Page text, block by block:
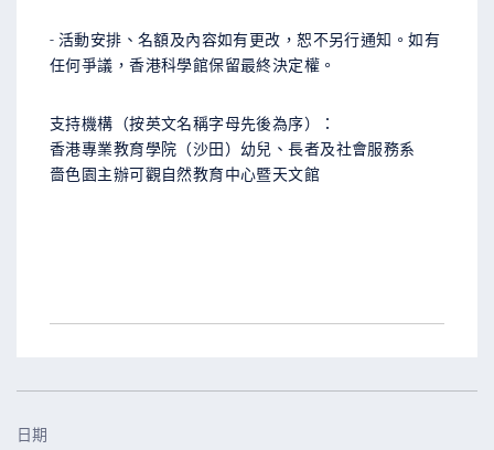
- 活動安排、名額及內容如有更改，恕不另行通知。如有
任何爭議，香港科學館保留最終決定權。
支持機構（按英文名稱字母先後為序）：
香港專業教育學院（沙田）幼兒、長者及社會服務系
嗇色園主辦可觀自然教育中心暨天文館
日期